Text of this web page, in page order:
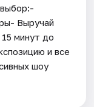
Выручай
минут до
и все
шоу